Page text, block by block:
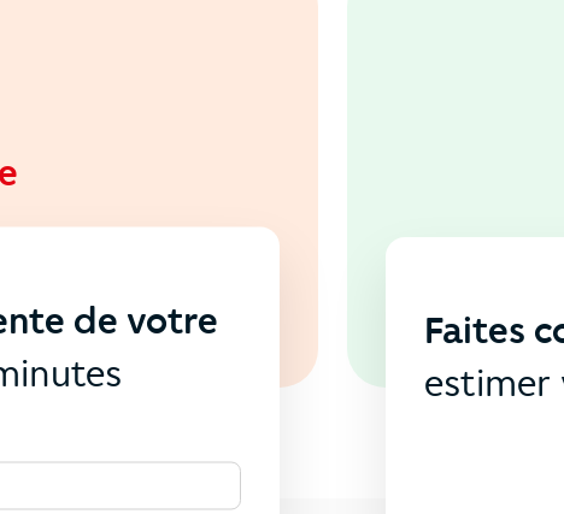
de votre
Faites
estimer